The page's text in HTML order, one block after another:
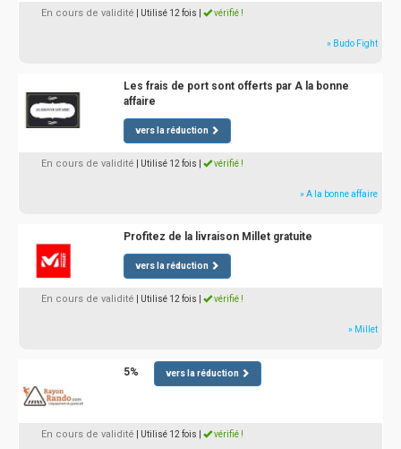
En cours de validité | Utilisé 12 fois vérifié !
» Budo Fight
Les frais de port sont offerts par A la bonne
affaire
vers la réduction
En cours de validité | Utilisé 12 fois vérifié !
» A la bonne affaire
Profitez de la livraison Millet gratuite
vers la réduction
En cours de validité | Utilisé 12 fois vérifié !
» Millet
5% vers la réduction
En cours de validité | Utilisé 12 fois vérifié !